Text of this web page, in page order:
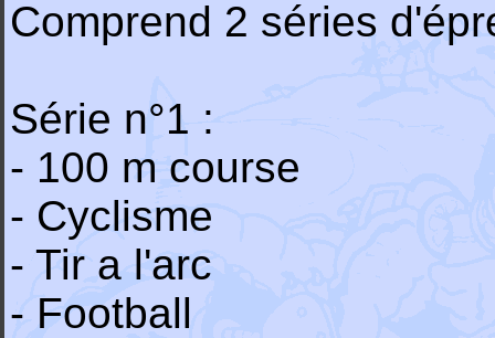
Comprend 2 séries
Série n°1 :
- 100 m course
- Cyclisme
- Tir a l'arc
- Football